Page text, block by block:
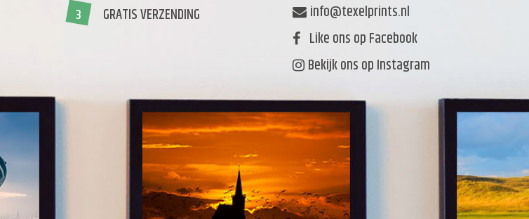
3 GRATIS VERZENDING
info@texelprints.nl
Like ons op Facebook
Bekijk ons op Instagram